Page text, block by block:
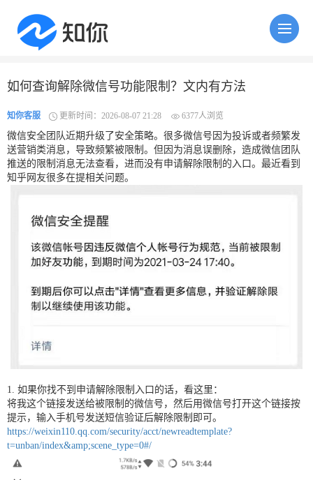
如何查询解除微信号功能限制？文内有方法
知你客服 更新时间：2026-08-07 21:28 6377人浏览
微信安全团队近期升级了安全策略。很多微信号因为投诉或者频繁发
送营销类消息，导致频繁被限制。但因为消息误删除，造成微信团队
推送的限制消息无法查看，进而没有申请解除限制的入口。最近看到
知乎网友很多在提相关问题。
1. 如果你找不到申请解除限制入口的话，看这里：
将我这个链接发送给被限制的微信号，然后用微信号打开这个链接按
提示，输入手机号发送短信验证后解除限制即可。
https://weixin110.qq.com/security/acct/newreadtemplate?
t=unban/index&amp;scene_type=0#/